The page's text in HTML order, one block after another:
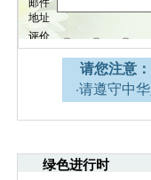
请您注意：
·请遵守中
引起的法律
·环境生态
绿色进行时